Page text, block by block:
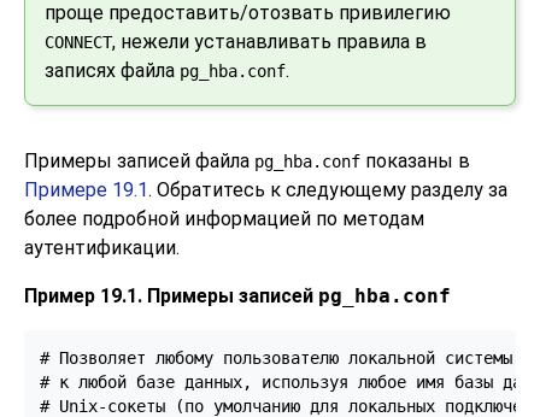
проще предоставить/отозвать привилегию
CONNECT, нежели устанавливать правила в
записях файла pg_hba.conf.
Примеры записей файла pg_hba.conf показаны в
Примере 19.1. Обратитесь к следующему разделу за
более подробной информацией по методам
аутентификации.
Пример 19.1. Примеры записей pg_hba.conf
# Позволяет любому пользователю локальной системы
# к любой базе данных, используя любое имя базы
# Unix-сокеты (по умолчанию для локальных